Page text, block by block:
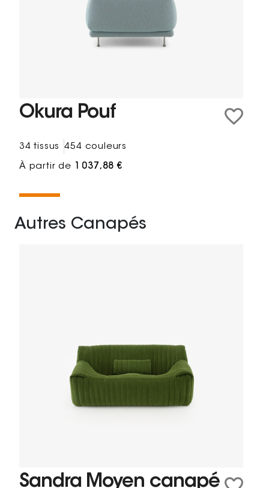
Okura Pouf
34 tissus 454 couleurs
À partir de 1 037,88 €
Autres Canapés
Sandra Moyen canapé